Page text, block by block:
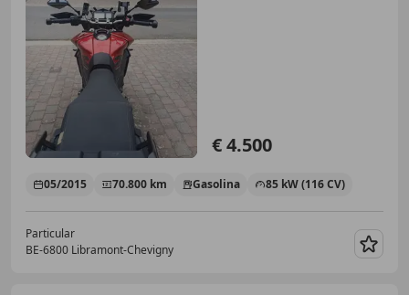
€ 4.500
05/2015 70.800 km Gasolina 85 kW (116 CV)
Particular
BE-6800 Libramont-Chevigny